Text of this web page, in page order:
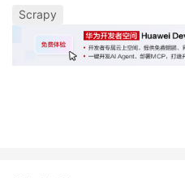
Scrapy